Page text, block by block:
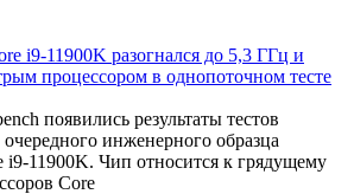
i9-11900K разогнался до 5,3 ГГц и
процессором в однопоточном тесте
появились результаты тестов
инженерного образца
i9-11900K. Чип относится к грядущему
Core